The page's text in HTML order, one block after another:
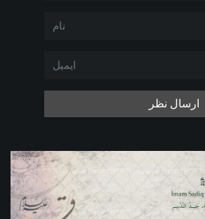
ارسال نظر